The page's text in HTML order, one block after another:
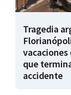
Tragedia
que
accidente